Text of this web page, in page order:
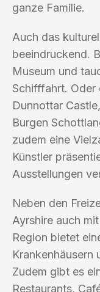
ganze Familie.
Auch das
beeindruckend.
Museum und
Schifffahrt. Oder
Dunnottar
Burgen
zudem eine
Künstler
Ausstellungen
Neben den
Ayrshire auch
Region bietet
Krankenhäusern
Zudem gibt es
Restaurants,